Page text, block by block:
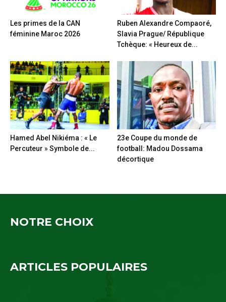
Les primes de la CAN
féminine Maroc 2026
Ruben Alexandre Compaoré,
Slavia Prague/ République
Tchèque: « Heureux de...
Hamed Abel Nikiéma : « Le
Percuteur » Symbole de...
23e Coupe du monde de
football: Madou Dossama
décortique
NOTRE CHOIX
ARTICLES POPULAIRES